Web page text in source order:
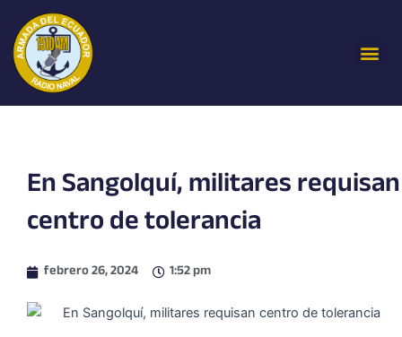
contenido
En Sangolquí, militares requisan
centro de tolerancia
febrero 26, 2024 1:52 pm